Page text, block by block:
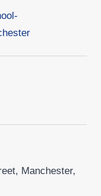
Manchester,